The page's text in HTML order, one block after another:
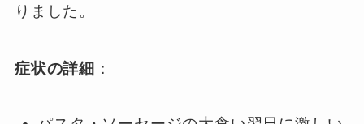
りました。
症状の詳細 ：